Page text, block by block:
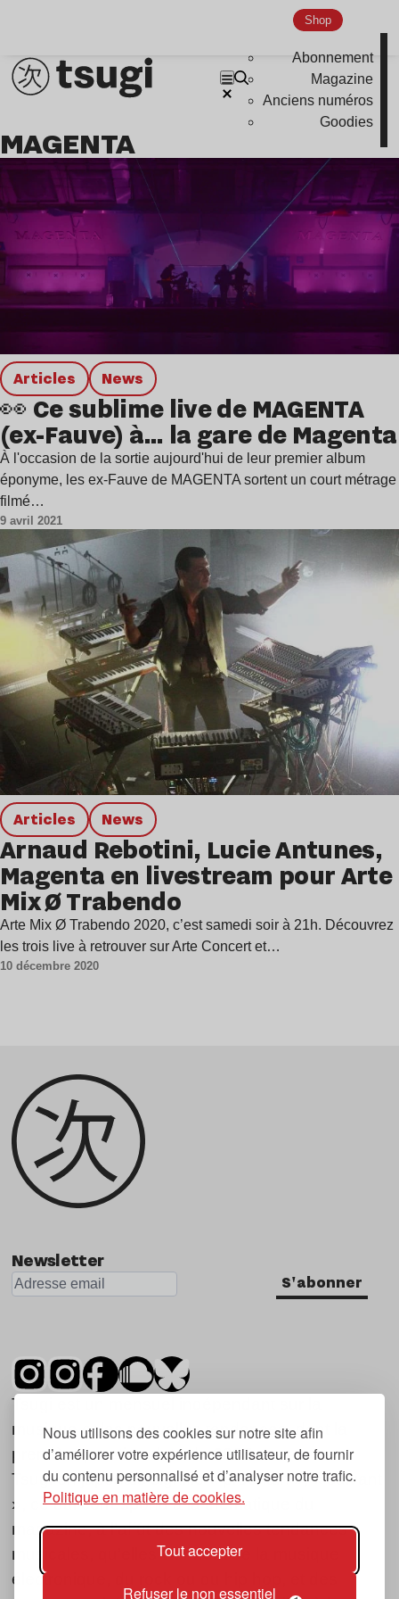
Nous utilisons des cookies sur notre site afin
d’améliorer votre expérience utilisateur, de fournir
du contenu personnalisé et d’analyser notre trafic.
Politique en matière de cookies.
Tout accepter
Refuser le non essentiel
Shop
Abonnement
Magazine
Anciens numéros
Goodies
MAGENTA
Articles news
👀 Ce sublime live de MAGENTA
(ex-Fauve) à… la gare de Magenta
À l'occasion de la sortie aujourd'hui de leur premier album
éponyme, les ex-Fauve de MAGENTA sortent un court métrage
filmé…
9 avril 2021
Articles news
Arnaud Rebotini, Lucie Antunes,
Magenta en livestream pour Arte
Mix Ø Trabendo
Arte Mix Ø Trabendo 2020, c’est samedi soir à 21h. Découvrez
les trois live à retrouver sur Arte Concert et…
10 décembre 2020
Newsletter
S'abonner
Tsugi est un mensuel indépendant sur la
musique et les nouvelles tendances, dont la
première parution date de 2007.
Tsugi en japonais signifie « prochain », « suivant
», ce qui correspond à la thématique du
magazine, à l’affût des nouvelles tendances
musicales, qu’elles viennent de la musique
électronique, du rock ou du hip hop, et des